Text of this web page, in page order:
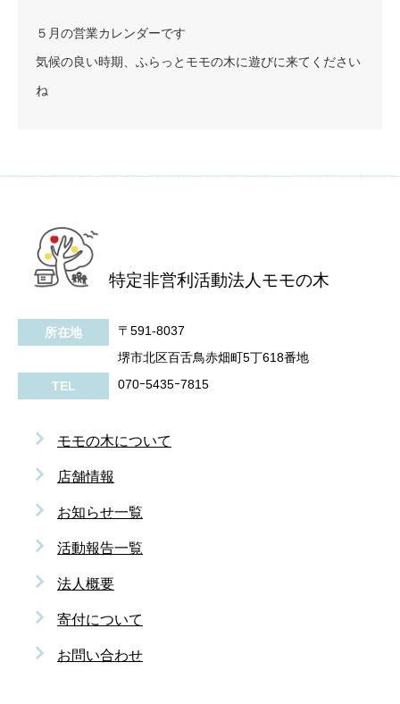
５月の営業カレンダーです
気候の良い時期、ふらっとモモの木に遊びに来てください
ね
特定非営利活動法人モモの木
所在地
〒591-8037
堺市北区百舌鳥赤畑町5丁618番地
TEL
070ｰ5435ｰ7815
モモの木について
店舗情報
お知らせ一覧
活動報告一覧
法人概要
寄付について
お問い合わせ